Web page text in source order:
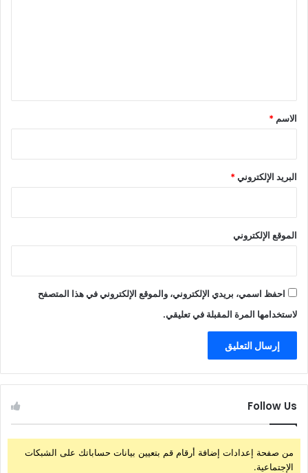
*
الاسم *
البريد الإلكتروني*
الموقع الإلكتروني
احفظ اسمي، بريدي الإلكتروني، والموقع الإلكتروني في هذا المتصفح
لاستخدامها المرة المقبلة في تعليقي.
Follow Us
من صفحة إعدادات إضافة أرقام قم بتعيين بيانات حساباتك على الشبكات
الإجتماعية.